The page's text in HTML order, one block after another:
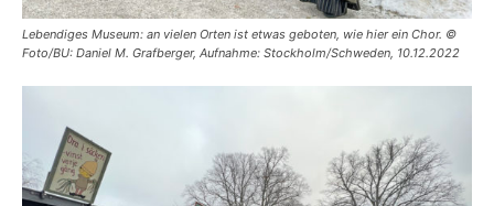
Lebendiges Museum: an vielen Orten ist etwas geboten, wie hier ein Chor. ©
Foto/BU: Daniel M. Grafberger, Aufnahme: Stockholm/Schweden, 10.12.2022